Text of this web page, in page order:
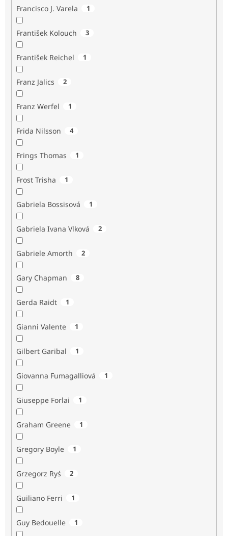
Francisco J. Varela 1
František Kolouch 3
František Reichel 1
Franz Jalics 2
Franz Werfel 1
Frida Nilsson 4
Frings Thomas 1
Frost Trisha 1
Gabriela Bossisová 1
Gabriela Ivana Vlková 2
Gabriele Amorth 2
Gary Chapman 8
Gerda Raidt 1
Gianni Valente 1
Gilbert Garibal 1
Giovanna Fumagalliová 1
Giuseppe Forlai 1
Graham Greene 1
Gregory Boyle 1
Grzegorz Ryś 2
Guiliano Ferri 1
Guy Bedouelle 1